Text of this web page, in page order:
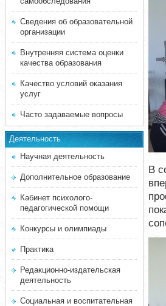
Сведения об образовательной
организации
Внутренняя система оценки
качества образования
Качество условий оказания
услуг
Часто задаваемые вопросы
Деятельность
Научная деятельность
Дополнительное образование
Кабинет психолого-
педагогической помощи
Конкурсы и олимпиады
Практика
Редакционно-издательская
деятельность
Социальная и воспитательная
В